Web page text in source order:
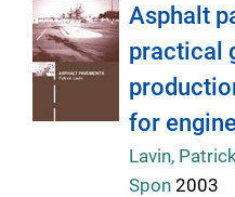
Dettaglio
del
documento
Asphalt
practical
for
Lavin,
Spon 2003